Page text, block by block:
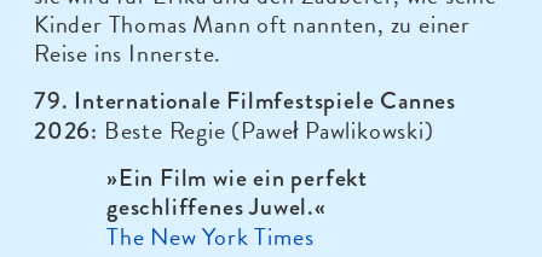
Kinder Thomas Mann oft nannten, zu einer
Reise ins Innerste.
79. Internationale Filmfestspiele Cannes
2026: Beste Regie (Paweł Pawlikowski)
»Ein Film wie ein perfekt
geschliffenes Juwel.«
The New York Times